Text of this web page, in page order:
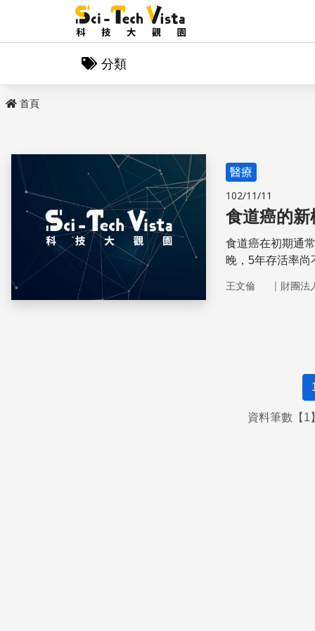
分類
首頁
醫療
102/11/11
食道癌的新
食道癌在初期通
晚，5年存活率
王文倫 ｜ 財團法
資料筆數【1